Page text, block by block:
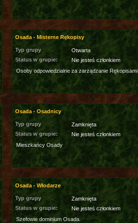
Osada - Misterne Rękopisy
Typ grupy
Otwarta
Status w grupie:
Nie jesteś członkiem
Osoby odpowiedzialne za zarządzanie Rękopisami
Osada - Osadnicy
Typ grupy
Zamknięta
Status w grupie:
Nie jesteś członkiem
Mieszkańcy Osady
Osada - Włodarze
Typ grupy
Zamknięta
Status w grupie:
Nie jesteś członkiem
Szefowie dominium Osada.